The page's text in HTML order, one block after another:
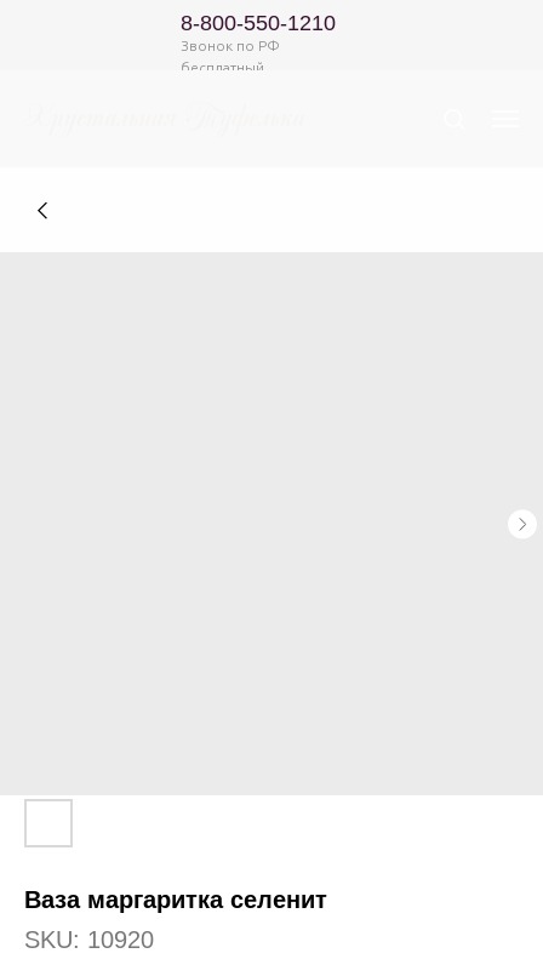
8-800-550-1210
Звонок по РФ
бесплатный
Ваза маргаритка селенит
SKU: 10920